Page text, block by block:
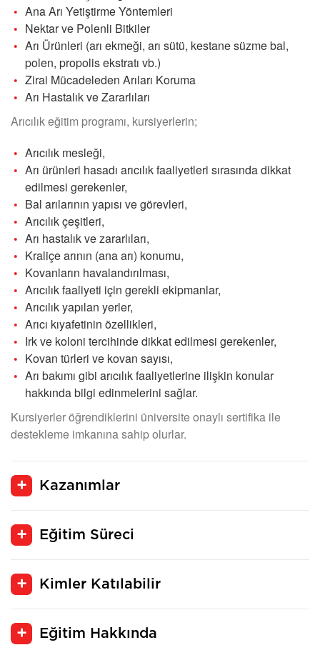
Ana Arı Yetiştirme Yöntemleri
Nektar ve Polenli Bitkiler
Arı Ürünleri (arı ekmeği, arı sütü, kestane süzme bal,
polen, propolis ekstratı vb.)
Zirai Mücadeleden Arıları Koruma
Arı Hastalık ve Zararlıları
Arıcılık eğitim programı, kursiyerlerin;
Arıcılık mesleği,
Arı ürünleri hasadı arıcılık faaliyetleri sırasında dikkat
edilmesi gerekenler,
Bal arılarının yapısı ve görevleri,
Arıcılık çeşitleri,
Arı hastalık ve zararlıları,
Kraliçe arının (ana arı) konumu,
Kovanların havalandırılması,
Arıcılık faaliyeti için gerekli ekipmanlar,
Arıcılık yapılan yerler,
Arıcı kıyafetinin özellikleri,
Irk ve koloni tercihinde dikkat edilmesi gerekenler,
Kovan türleri ve kovan sayısı,
Arı bakımı gibi arıcılık faaliyetlerine ilişkin konular
hakkında bilgi edinmelerini sağlar.
Kursiyerler öğrendiklerini üniversite onaylı sertifika ile
destekleme imkanına sahip olurlar.
Kazanımlar
Eğitim Süreci
Kimler Katılabilir
Eğitim Hakkında